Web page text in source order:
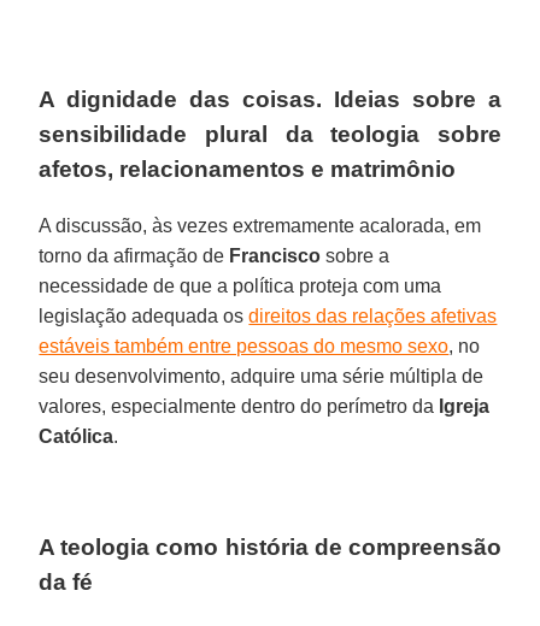
A dignidade das coisas. Ideias sobre a
sensibilidade plural da teologia sobre
afetos, relacionamentos e matrimônio
A discussão, às vezes extremamente acalorada, em
torno da afirmação de Francisco sobre a
necessidade de que a política proteja com uma
legislação adequada osdireitos das relações afetivas
estáveis também entre pessoas do mesmo sexo, no
seu desenvolvimento, adquire uma série múltipla de
valores, especialmente dentro do perímetro da Igreja
Católica.
A teologia como história de compreensão
da fé